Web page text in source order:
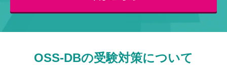
OSS-DBの受験対策について